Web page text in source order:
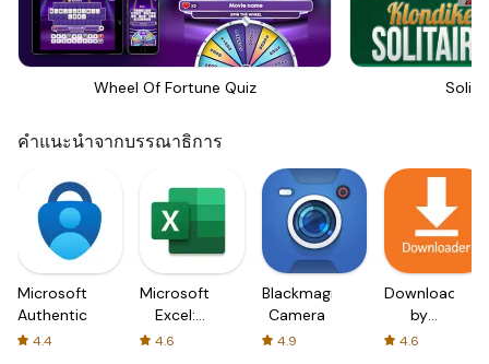
Wheel Of Fortune Quiz
คำแนะนำจากบรรณาธิการ
Microsoft
Authenticator
4.4
Microsoft
Excel:
Spreadsheets
4.6
Blackmagic
Camera
4.9
Downloader
by
AFTVnews
4.6